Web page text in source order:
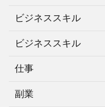
ビジネススキル
ビジネススキル
仕事
副業